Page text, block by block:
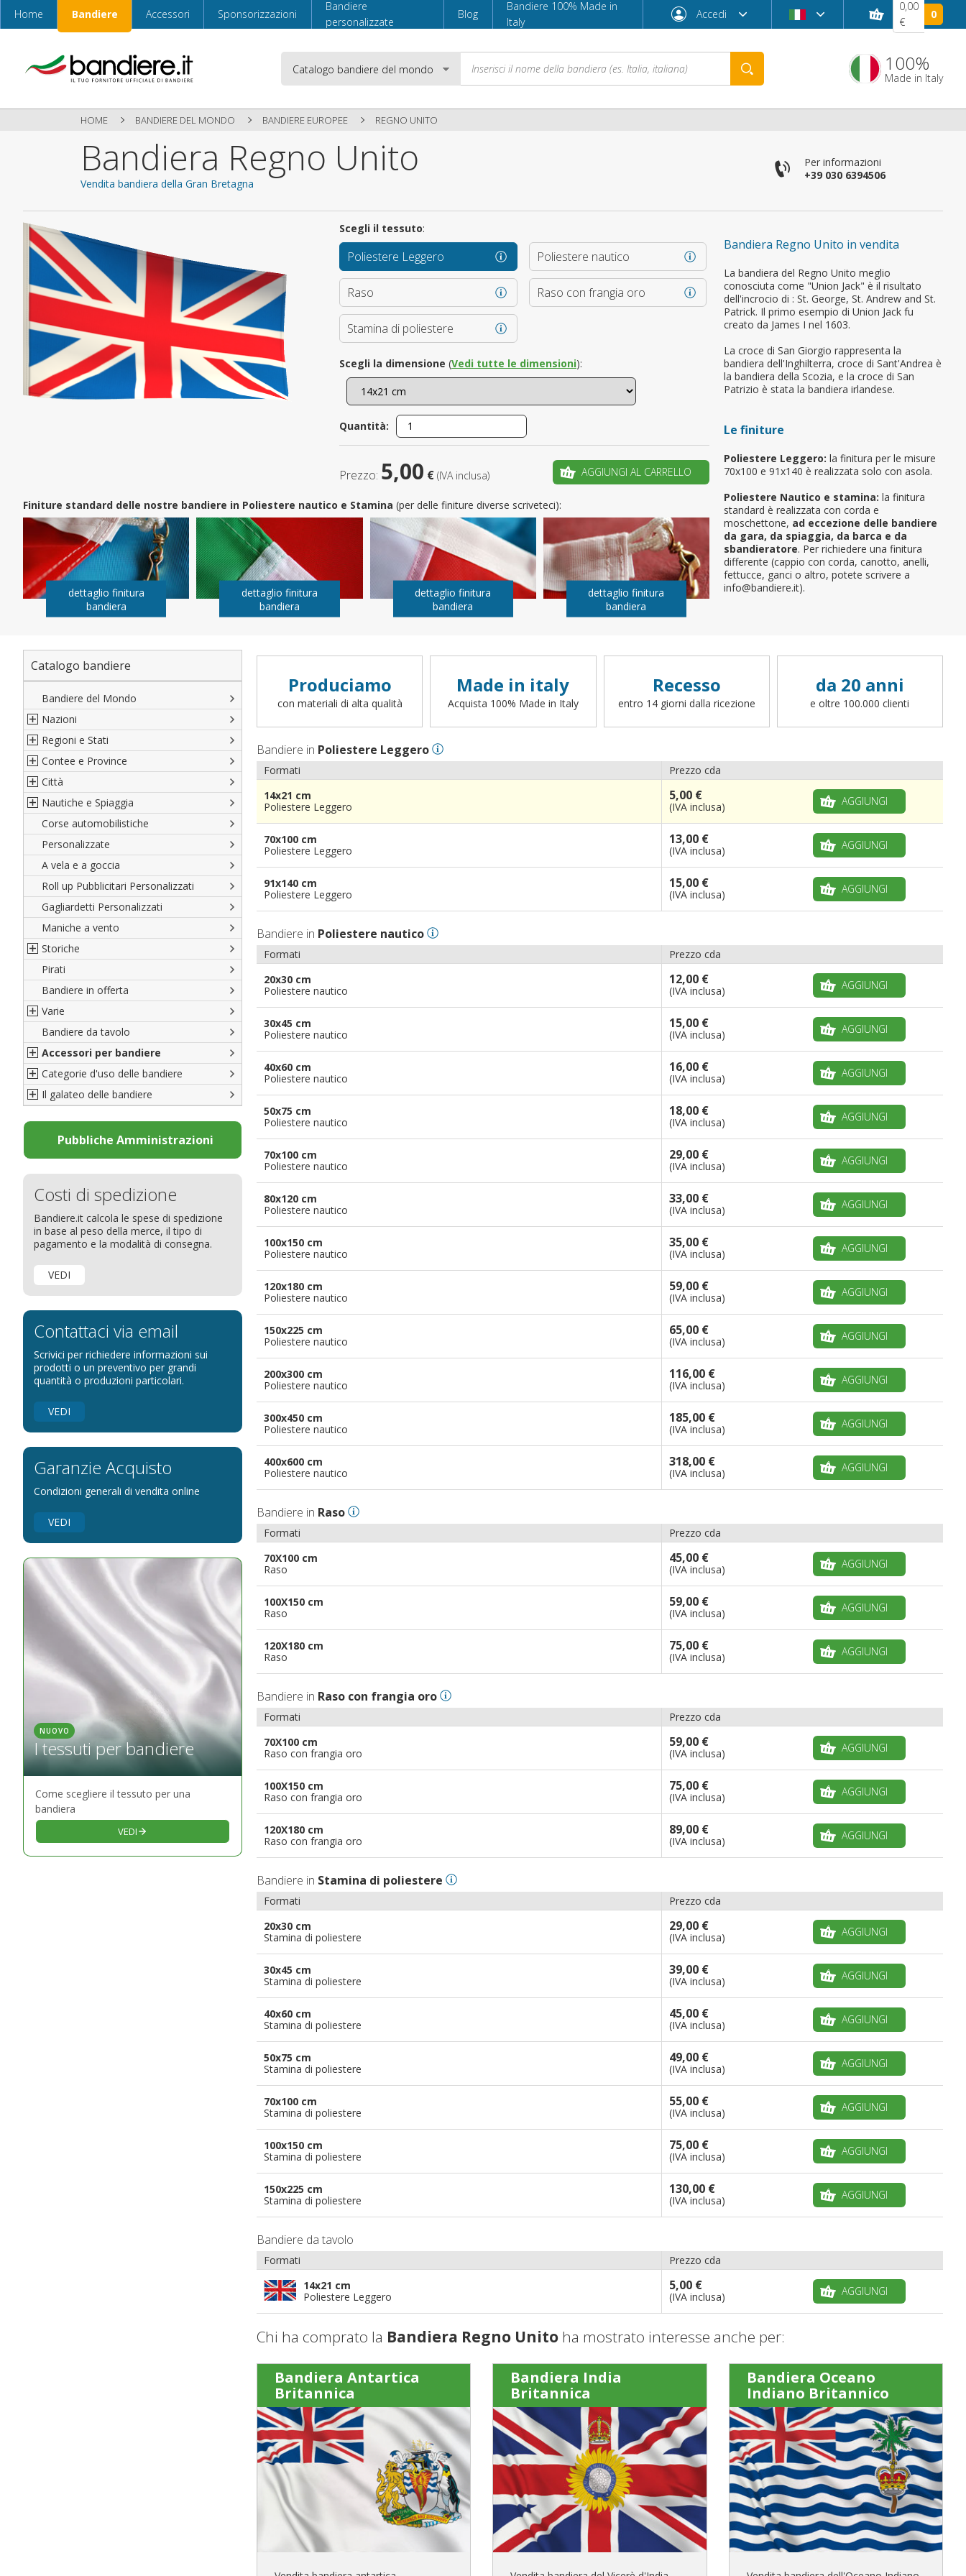
Home Bandiere Accessori Sponsorizzazioni
Bandiere
personalizzate
Blog
Bandiere 100% Made in
Italy
Accedi
Accedi
È il tuo primo ordine?
CREA UN NUOVO ACCOUNT
0,00
€
0
100%
Made in Italy
HOME BANDIERE DEL MONDO BANDIERE EUROPEE REGNO UNITO
Bandiera Regno Unito
Vendita bandiera della Gran Bretagna
Per informazioni
+39 030 6394506
Bandiera Regno Unito in vendita
La bandiera del Regno Unito meglio
conosciuta come "Union Jack" è il risultato
dell'incrocio di : St. George, St. Andrew and St.
Patrick. Il primo esempio di Union Jack fu
creato da James I nel 1603.
La croce di San Giorgio rappresenta la
bandiera dell'Inghilterra, croce di Sant'Andrea è
la bandiera della Scozia, e la croce di San
Patrizio è stata la bandiera irlandese.
Le finiture
Poliestere Leggero: la finitura per le misure
70x100 e 91x140 è realizzata solo con asola.
Poliestere Nautico e stamina: la finitura
standard è realizzata con corda e
moschettone, ad eccezione delle bandiere
da gara, da spiaggia, da barca e da
sbandieratore. Per richiedere una finitura
differente (cappio con corda, canotto, anelli,
fettucce, ganci o altro, potete scrivere a
info@bandiere.it).
Scegli il tessuto:
Poliestere Leggero Poliestere nautico
Raso Raso con frangia oro
Stamina di poliestere
Scegli la dimensione (Vedi tutte le dimensioni):
Quantità:
Prezzo: 5,00 € (IVA inclusa) AGGIUNGI AL CARRELLO
Finiture standard delle nostre bandiere in Poliestere nautico e Stamina (per delle finiture diverse scriveteci):
dettaglio finitura
bandiera
dettaglio finitura
bandiera
dettaglio finitura
bandiera
dettaglio finitura
bandiera
Catalogo bandiere
Bandiere del Mondo
Nazioni
Nord America
Sud America
Europa
Africa
Asia
Oceania
Regioni e Stati
Regioni italiane
Territori Italiani
Stati USA
Francesi
Spagnole
Austriache
Tedesche
Regioni varie
Contee e Province
Cantoni Svizzeri
Province Italiane
Province Spagnole
Francia d'oltremare
Territori britannici d'oltremare
Varie Province del Mondo
Città
Città Italiane
Città spagnole
Città francesi
Città del mondo
Nautiche e Spiaggia
Militari e Mercantili
Codice internazionale nautico
Gran Pavese
Da spiaggia
Di cortesia
Corse automobilistiche
Personalizzate
A vela e a goccia
Roll up Pubblicitari Personalizzati
Gagliardetti Personalizzati
Maniche a vento
Storiche
Italiane
Porte di Milano
Francesi
Americane
Britanniche
Resto del Mondo
Pirati
Bandiere in offerta
Varie
Bandiere del CICAP - Think Deep
Bandiere di Orgoglio Bresciano
Organizzazioni internazionali
Diplomatiche
Bandiere Pubblicitarie
Natale e altre festività
Bandiere etniche e religiose
Bandiere da tavolo
Accessori per bandiere
Accessori per bandiere
Accessori per bandiere da tavolo
Categorie d'uso delle bandiere
Bandiere segnavento
Bandiere per sbandieratori
Bandiere per barche
Bandiere per hotel
Bandiere per eventi
Bandiere per biciclette
Bandiere per autosaloni
Bandiere Palio
Bandiere per enti pubblici
Bandiere per riserve naturali e parchi
Bandiere per musicisti
Bandiere per feste
pennoni per bandiere
Il galateo delle bandiere
La bandiera
Come disporre le bandiere
Dimensioni delle bandiere
Come piegare il tricolore
Pubbliche Amministrazioni
Costi di spedizione
Bandiere.it calcola le spese di spedizione
in base al peso della merce, il tipo di
pagamento e la modalità di consegna.
VEDI
Contattaci via email
Scrivici per richiedere informazioni sui
prodotti o un preventivo per grandi
quantità o produzioni particolari.
VEDI
Garanzie Acquisto
Condizioni generali di vendita online
VEDI
NUOVO
I tessuti per bandiere
Come scegliere il tessuto per una
bandiera
VEDI
Produciamo
con materiali di alta qualità
Made in italy
Acquista 100% Made in Italy
Recesso
entro 14 giorni dalla ricezione
da 20 anni
e oltre 100.000 clienti
Bandiere in Poliestere Leggero
Formati
Prezzo cda
14x21 cm
Poliestere Leggero
5,00 €
(IVA inclusa) AGGIUNGI
70x100 cm
Poliestere Leggero
13,00 €
(IVA inclusa) AGGIUNGI
91x140 cm
Poliestere Leggero
15,00 €
(IVA inclusa) AGGIUNGI
Bandiere in Poliestere nautico
Formati
Prezzo cda
20x30 cm
Poliestere nautico
12,00 €
(IVA inclusa) AGGIUNGI
30x45 cm
Poliestere nautico
15,00 €
(IVA inclusa) AGGIUNGI
40x60 cm
Poliestere nautico
16,00 €
(IVA inclusa) AGGIUNGI
50x75 cm
Poliestere nautico
18,00 €
(IVA inclusa) AGGIUNGI
70x100 cm
Poliestere nautico
29,00 €
(IVA inclusa) AGGIUNGI
80x120 cm
Poliestere nautico
33,00 €
(IVA inclusa) AGGIUNGI
100x150 cm
Poliestere nautico
35,00 €
(IVA inclusa) AGGIUNGI
120x180 cm
Poliestere nautico
59,00 €
(IVA inclusa) AGGIUNGI
150x225 cm
Poliestere nautico
65,00 €
(IVA inclusa) AGGIUNGI
200x300 cm
Poliestere nautico
116,00 €
(IVA inclusa) AGGIUNGI
300x450 cm
Poliestere nautico
185,00 €
(IVA inclusa) AGGIUNGI
400x600 cm
Poliestere nautico
318,00 €
(IVA inclusa) AGGIUNGI
Bandiere in Raso
Formati
Prezzo cda
70X100 cm
Raso
45,00 €
(IVA inclusa) AGGIUNGI
100X150 cm
Raso
59,00 €
(IVA inclusa) AGGIUNGI
120X180 cm
Raso
75,00 €
(IVA inclusa) AGGIUNGI
Bandiere in Raso con frangia oro
Formati
Prezzo cda
70X100 cm
Raso con frangia oro
59,00 €
(IVA inclusa) AGGIUNGI
100X150 cm
Raso con frangia oro
75,00 €
(IVA inclusa) AGGIUNGI
120X180 cm
Raso con frangia oro
89,00 €
(IVA inclusa) AGGIUNGI
Bandiere in Stamina di poliestere
Formati
Prezzo cda
20x30 cm
Stamina di poliestere
29,00 €
(IVA inclusa) AGGIUNGI
30x45 cm
Stamina di poliestere
39,00 €
(IVA inclusa) AGGIUNGI
40x60 cm
Stamina di poliestere
45,00 €
(IVA inclusa) AGGIUNGI
50x75 cm
Stamina di poliestere
49,00 €
(IVA inclusa) AGGIUNGI
70x100 cm
Stamina di poliestere
55,00 €
(IVA inclusa) AGGIUNGI
100x150 cm
Stamina di poliestere
75,00 €
(IVA inclusa) AGGIUNGI
150x225 cm
Stamina di poliestere
130,00 €
(IVA inclusa) AGGIUNGI
Bandiere da tavolo
Formati
Prezzo cda
14x21 cm
Poliestere Leggero
5,00 €
(IVA inclusa) AGGIUNGI
Chi ha comprato la Bandiera Regno Unito ha mostrato interesse anche per:
Bandiera Antartica
Britannica
Bandiera India
Britannica
Bandiera Oceano
Indiano Britannico